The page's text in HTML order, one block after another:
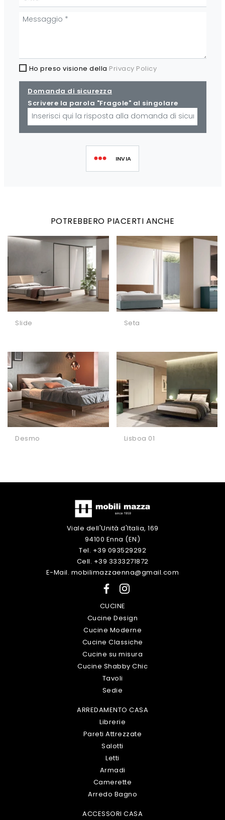
Ho preso visione della Privacy Policy
Domanda di sicurezza
Scrivere la parola "Fragole" al singolare
INVIA
POTREBBERO PIACERTI ANCHE
Slide Seta
Desmo Lisboa 01
Viale dell'Unità d'Italia, 169
94100 Enna (EN)
Tel. +39 093529292
Cell. +39 3333271872
E-Mail. mobilimazzaenna@gmail.com
CUCINE
Cucine Design
Cucine Moderne
Cucine Classiche
Cucine su misura
Cucine Shabby Chic
Tavoli
Sedie
ARREDAMENTO CASA
Librerie
Pareti Attrezzate
Salotti
Letti
Armadi
Camerette
Arredo Bagno
ACCESSORI CASA